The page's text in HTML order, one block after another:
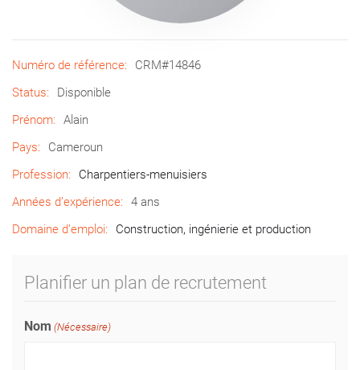
Numéro de référence:
CRM#14846
Status:
Disponible
Prénom:
Alain
Pays:
Cameroun
Profession:
Charpentiers-menuisiers
Années d’expérience:
4 ans
Domaine d’emploi:
Construction, ingénierie et production
Planifier un plan de recrutement
Nom (Nécessaire)